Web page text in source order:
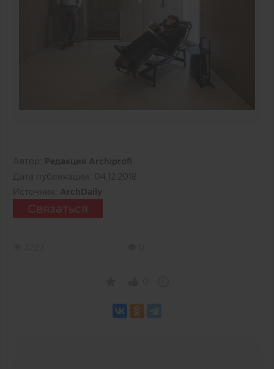
Автор:
Редакция Archiprofi
Дата публикации: 04.12.2018
Источник:
ArchDaily
Связаться